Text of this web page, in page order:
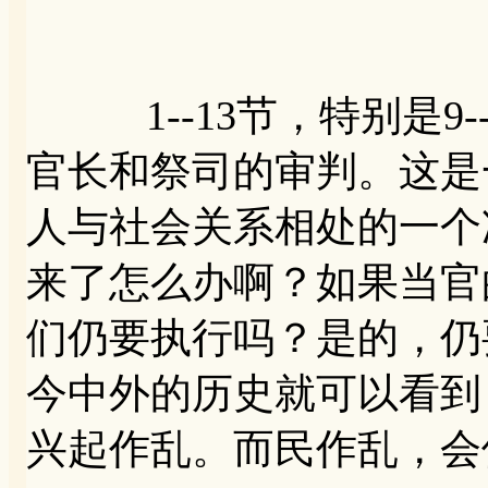
1--13节，特别是9--
官长和祭司的审判。这
人与社会关系相处的一
来了怎么办啊？如果当
们仍要执行吗？是的，
今中外的历史就可以看
兴起作乱。而民作乱，